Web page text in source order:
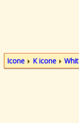
Icone K icone